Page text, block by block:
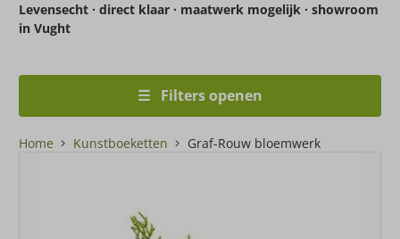
Levensecht · direct klaar · maatwerk mogelijk · showroom
in Vught
☰ Filters openen
Home Kunstboeketten Graf-Rouw bloemwerk